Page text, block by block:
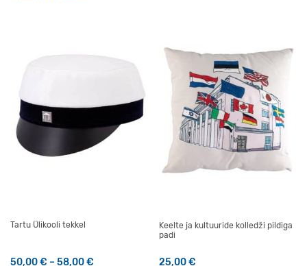
Tartu Ülikooli tekkel
50,00€ – 58,00€ Hinnavahemik: 50,00 € kuni 58,00 €
Keelte ja kultuuride kolledži pildiga
padi
25,00€